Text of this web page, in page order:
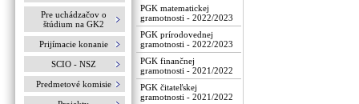
Pre uchádzačov o
štúdium na GK2
Prijímacie konanie
SCIO - NSZ
Predmetové komisie
PGK matematickej
gramotnosti - 2022/2023
PGK prírodovednej
gramotnosti - 2022/2023
PGK finančnej
gramotnosti - 2021/2022
PGK čitateľskej
gramotnosti - 2021/2022